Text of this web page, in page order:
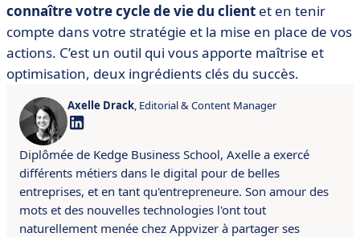
connaître votre cycle de vie du client et en tenir
compte dans votre stratégie et la mise en place de vos
actions. C’est un outil qui vous apporte maîtrise et
optimisation, deux ingrédients clés du succès.
Axelle Drack , Editorial & Content Manager
Diplômée de Kedge Business School, Axelle a exercé
différents métiers dans le digital pour de belles
entreprises, et en tant qu'entrepreneure. Son amour des
mots et des nouvelles technologies l'ont tout
naturellement menée chez Appvizer à partager ses